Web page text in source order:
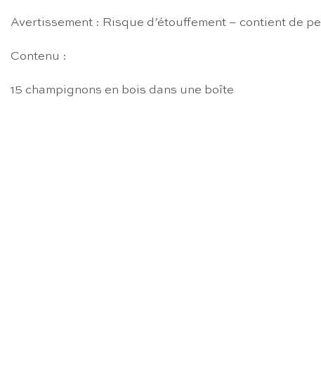
Avertissement : Risque d’étouffement – contient de
Contenu :
15 champignons en bois dans une boîte